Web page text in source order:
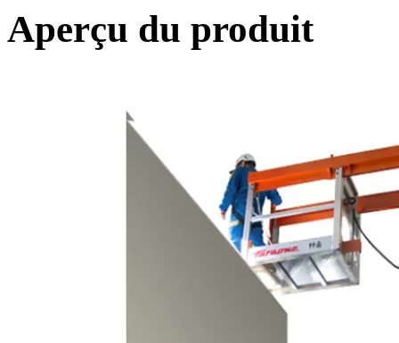
Aperçu du produit